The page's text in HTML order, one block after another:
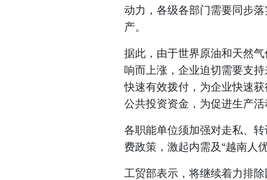
动力，各级各部门需要同步
产。
据此，由于世界原油和天然
响而上涨，企业迫切需要支
快速有效拨付，为企业快速
公共投资资金，为促进生产
各职能单位须加强对走私、
费政策，激起内需及“越南人
工贸部表示，将继续着力排